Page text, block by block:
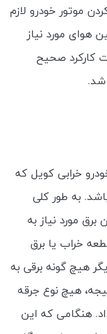
موتور خودرو لازم
هوای مورد نیاز
کارکرد صحیح
خرابی کویل که
به طور کلی
مورد نیاز به
خراب یا برق
هیچ‌ گونه برقی به
هیچ نوع جرقه
هنگامی که این